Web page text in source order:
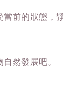
當前的狀態，靜
然發展吧。